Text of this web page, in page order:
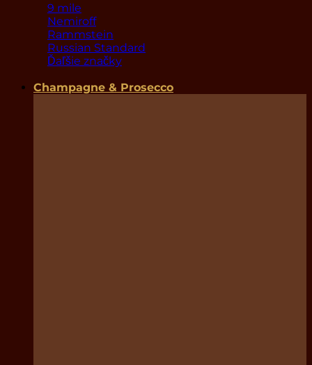
9 mile
Nemiroff
Rammstein
Russian Standard
Ďaľšie značky
Champagne & Prosecco